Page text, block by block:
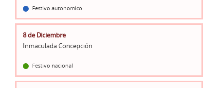
Festivo autonomico
8 de Diciembre
Inmaculada Concepción
Festivo nacional